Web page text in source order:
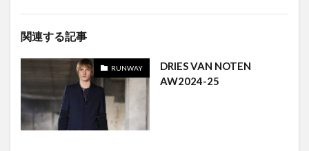
関連する記事
RUNWAY
DRIES VAN NOTEN
AW2024-25